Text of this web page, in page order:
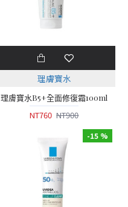
理膚寶水
理膚寶水B5+全面修復霜100ml
NT760 NT900
-15 %